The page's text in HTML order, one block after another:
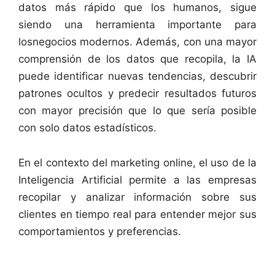
datos más rápido que los humanos, sigue
siendo una herramienta importante para
losnegocios modernos. Además, con una mayor
comprensión de los datos que recopila, la IA
puede identificar nuevas tendencias, descubrir
patrones ocultos y predecir resultados futuros
con mayor precisión que lo que sería posible
con solo datos estadísticos.
En el contexto del marketing online, el uso de la
Inteligencia Artificial permite a las empresas
recopilar y analizar información sobre sus
clientes en tiempo real para entender mejor sus
comportamientos y preferencias.